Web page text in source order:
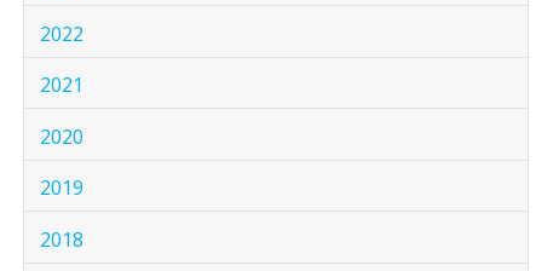
2022
2021
2020
2019
2018